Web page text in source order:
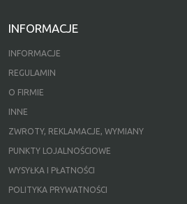
INFORMACJE
INFORMACJE
REGULAMIN
O FIRMIE
INNE
ZWROTY, REKLAMACJE, WYMIANY
PUNKTY LOJALNOŚCIOWE
WYSYŁKA I PŁATNOŚCI
POLITYKA PRYWATNOŚCI